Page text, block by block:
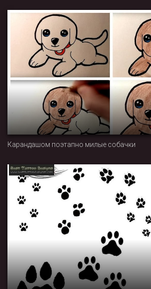
Карандашом поэтапно милые собачки